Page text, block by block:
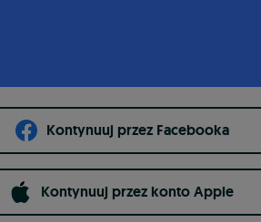
Kontynuuj przez Facebooka
Kontynuuj przez konto Apple